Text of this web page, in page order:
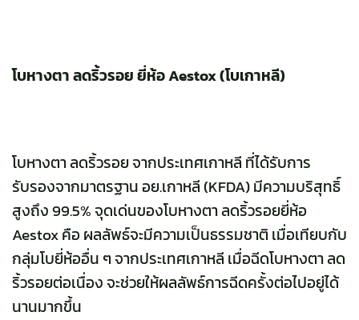
โบหางตา ลดริ้วรอย ยี่ห้อAestox (โบเกาหลี)
โบหางตา ลดริ้วรอย จากประเทศเกาหลี ที่ได้รับการ
รับรองจากมาตรฐาน อย.เกาหลี (KFDA) มีความบริสุทธิ์
สูงถึง 99.5% จุดเด่นของโบหางตา ลดริ้วรอยยี่ห้อ
Aestox คือ ผลลัพธ์จะมีความเป็นธรรมชาติ เมื่อเทียบกับ
กลุ่มโบยี่ห้ออื่น ๆ จากประเทศเกาหลี เมื่อฉีดโบหางตา ลด
ริ้วรอยต่อเนื่อง จะช่วยให้ผลลัพธ์การฉีดครั้งต่อไปอยู่ได้
นานมากขึ้น